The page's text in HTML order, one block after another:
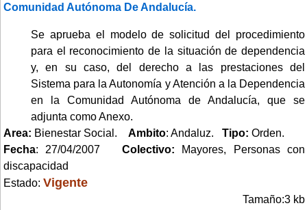
Comunidad Autónoma De Andalucía.
Se aprueba el modelo de solicitud del procedimiento
para el reconocimiento de la situación de dependencia
y, en su caso, del derecho a las prestaciones del
Sistema para la Autonomía y Atención a la Dependencia
en la Comunidad Autónoma de Andalucía, que se
adjunta como Anexo.
Area: Bienestar Social. Ambito: Andaluz. Tipo: Orden.
Fecha: 27/04/2007 Colectivo:
Mayores, Personas con
discapacidad
Estado: Vigente
Tamaño:3 kb